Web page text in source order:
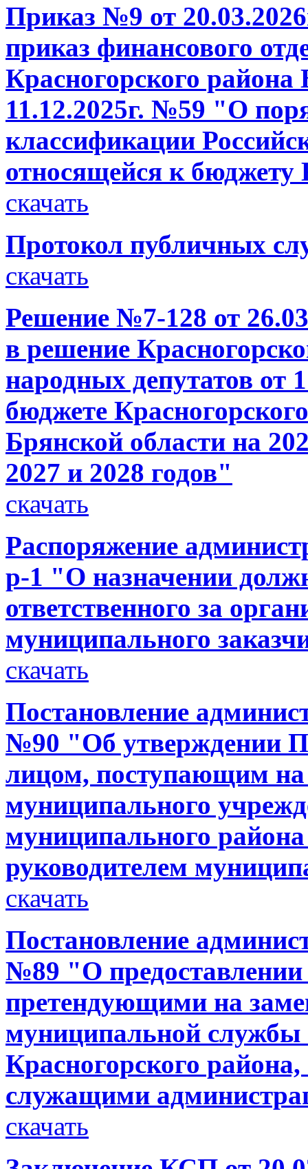
Приказ №9 от
приказ финансового
Красногорского района
11.12.2025г. №59 "О
классификации
относящейся к бюджету
скачать
Протокол публичных
скачать
Решение №7-128 от
в решение
народных депутатов от
бюджете
Брянской области на
2027 и 2028 годов"
скачать
Распоряжение
р-1 "О назначении
ответственного за
муниципального
скачать
Постановление
№90 "Об утверждении
лицом, поступающим на
муниципального
муниципального
руководителем
скачать
Постановление
№89 "О
претендующими на
муниципальной службы
Красногорского
служащими
скачать